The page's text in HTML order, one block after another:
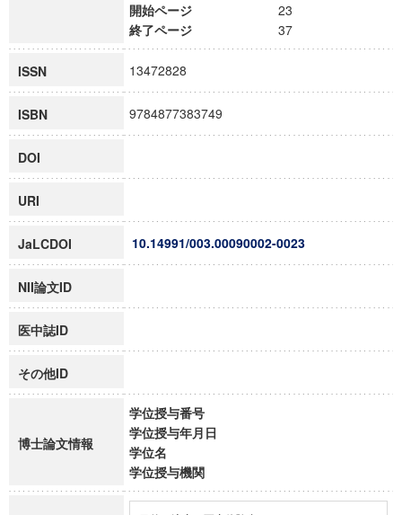
開始ページ
23
終了ページ
37
ISSN 13472828
ISBN 9784877383749
DOI
URI
JaLCDOI 10.14991/003.00090002-0023
NII論文ID
医中誌ID
その他ID
博士論文情報
学位授与番号
学位授与年月日
学位名
学位授与機関